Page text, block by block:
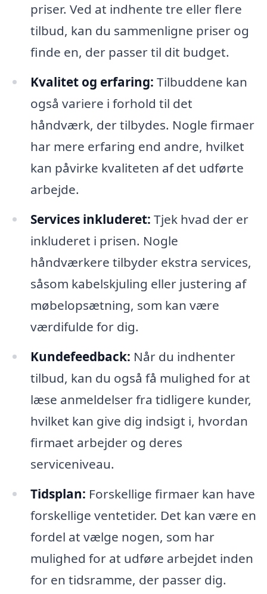
priser. Ved at indhente tre eller flere
tilbud, kan du sammenligne priser og
finde en, der passer til dit budget.
Kvalitet og erfaring: Tilbuddene kan
også variere i forhold til det
håndværk, der tilbydes. Nogle firmaer
har mere erfaring end andre, hvilket
kan påvirke kvaliteten af det udførte
arbejde.
Services inkluderet: Tjek hvad der er
inkluderet i prisen. Nogle
håndværkere tilbyder ekstra services,
såsom kabelskjuling eller justering af
møbelopsætning, som kan være
værdifulde for dig.
Kundefeedback: Når du indhenter
tilbud, kan du også få mulighed for at
læse anmeldelser fra tidligere kunder,
hvilket kan give dig indsigt i, hvordan
firmaet arbejder og deres
serviceniveau.
Tidsplan: Forskellige firmaer kan have
forskellige ventetider. Det kan være en
fordel at vælge nogen, som har
mulighed for at udføre arbejdet inden
for en tidsramme, der passer dig.